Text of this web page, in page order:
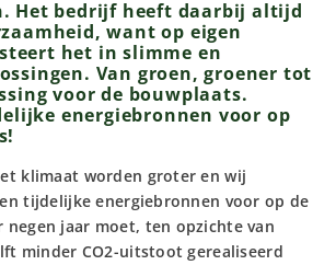
Het bedrijf heeft daarbijaltijd
want op eigen
het in slimme en
Van groen, groener tot
voor de bouwplaats.
energiebronnen voor op
klimaat worden groter en wij
tijdelijke energiebronnen voor op de
negen jaar moet, ten opzichte van
minder CO2-uitstoot gerealiseerd